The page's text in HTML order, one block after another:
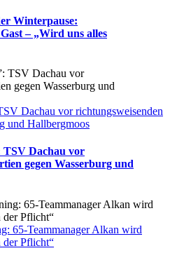
Winterpause:
– „Wird uns alles
Dachau vor richtungsweisenden
und Hallbergmoos
TSV Dachau vor
gegen Wasserburg und
65-Teammanager Alkan wird
der Pflicht“